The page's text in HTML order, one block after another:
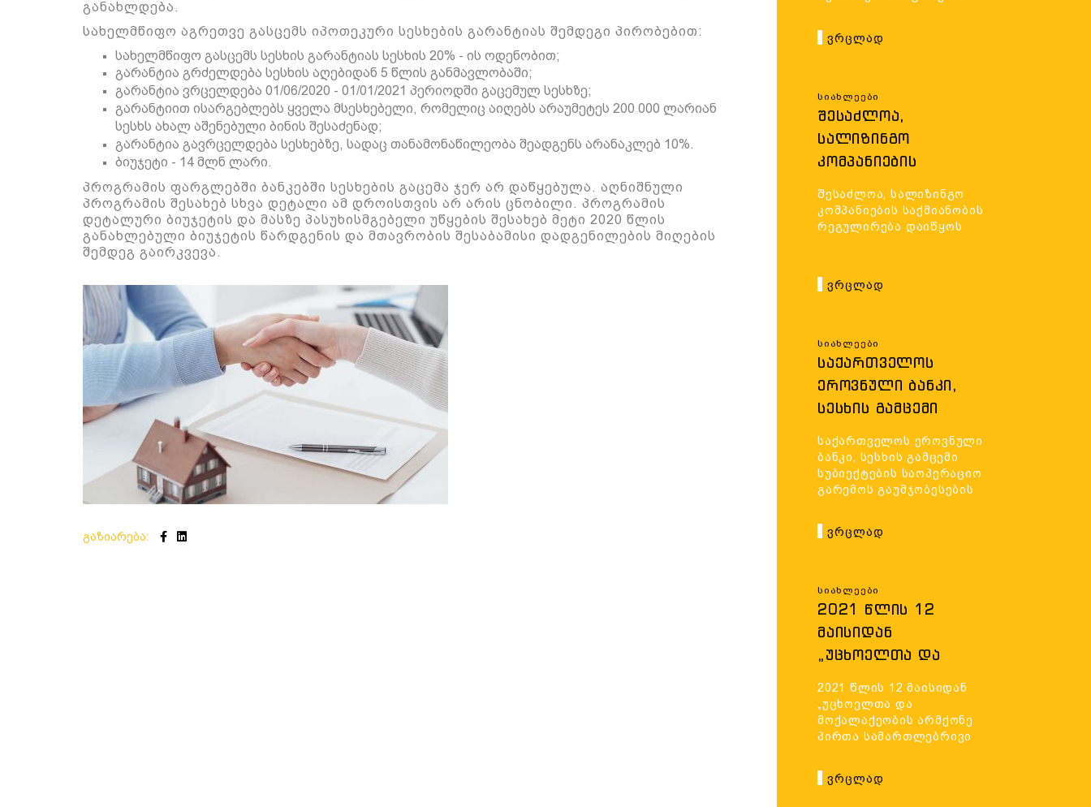
განახლდება.
სახელმწიფო აგრეთვე გასცემს იპოთეკური სესხების გარანტიას შემდეგი პირობებით:
სახელმწიფო გასცემს სესხის გარანტიას სესხის 20% - ის ოდენობით;
გარანტია გრძელდება სესხის აღებიდან 5 წლის განმავლობაში;
გარანტია ვრცელდება 01/06/2020 - 01/01/2021 პერიოდში გაცემულ სესხზე;
გარანტიით ისარგებლებს ყველა მსესხებელი, რომელიც აიღებს არაუმეტეს 200 000 ლარიან
სესხს ახალ აშენებული ბინის შესაძენად;
გარანტია გავრცელდება სესხებზე, სადაც თანამონაწილეობა შეადგენს არანაკლებ 10%.
ბიუჯეტი - 14 მლნ ლარი.
პროგრამის ფარგლებში ბანკებში სესხების გაცემა ჯერ არ დაწყებულა. აღნიშნული
პროგრამის შესახებ სხვა დეტალი ამ დროისთვის არ არის ცნობილი. პროგრამის
დეტალური ბიუჯეტის და მასზე პასუხისმგებელი უწყების შესახებ მეტი 2020 წლის
განახლებული ბიუჯეტის წარდგენის და მთავრობის შესაბამისი დადგენილების მიღების
შემდეგ გაირკვევა.
გაზიარება:
ᲩᲐᲢᲐᲠᲔᲑᲘᲡ ᲬᲔᲡᲔᲑᲘ
ᲓᲐ ᲞᲘᲠᲝᲑᲔᲑᲘ
ᲓᲐᲓᲒᲘᲜᲓᲐ
დადგინდა
Ვრცლად
Სიახლეები
ᲨᲔᲡᲐᲫᲚᲝᲐ,
ᲡᲐᲚᲘᲖᲘᲜᲒᲝ
ᲙᲝᲛᲞᲐᲜᲘᲔᲑᲘᲡ
ᲠᲔᲒᲣᲚᲘᲠᲔᲑᲐ
ᲓᲐᲘᲬᲧᲝᲡ
შესაძლოა, სალიზინგო
კომპანიების საქმიანობის
რეგულირება დაიწყოს
Ვრცლად
Სიახლეები
ᲡᲐᲥᲐᲠᲗᲕᲔᲚᲝᲡ
ᲔᲠᲝᲕᲜᲣᲚᲘ ᲑᲐᲜᲙᲘ,
ᲡᲔᲡᲮᲘᲡ ᲒᲐᲛᲪᲔᲛᲘ
ᲡᲐᲝᲞᲔᲠᲐᲪᲘᲝ
ᲒᲐᲠᲔᲛᲝᲡ
ᲒᲐᲣᲛᲯᲝᲑᲔᲡᲔᲑᲘᲡ
ᲛᲘᲖᲜᲘᲗ, ᲒᲔᲒᲛᲐᲕᲡ
ᲪᲕᲚᲘᲚᲔᲑᲔᲑᲘᲡ
ᲨᲔᲡᲐᲑᲐᲛᲘᲡ
ᲙᲐᲜᲝᲜᲥᲕᲔᲛᲓᲔᲑᲐᲠᲔ
ᲐᲥᲢᲔᲑᲨᲘ.
საქართველოს ეროვნული
ბანკი, სესხის გამცემი
სუბიექტების საოპერაციო
გარემოს გაუმჯობესების
ცვლილებების
განხორციელებას
აქტებში.
Ვრცლად
Სიახლეები
2021 ᲬᲚᲘᲡ 12
ᲛᲐᲘᲡᲘᲓᲐᲜ
„ᲣᲪᲮᲝᲔᲚᲗᲐ ᲓᲐ
ᲐᲠᲛᲥᲝᲜᲔ ᲞᲘᲠᲗᲐ
ᲡᲐᲛᲐᲠᲗᲚᲔᲑᲠᲘᲕᲘ
ᲛᲓᲒᲝᲛᲐᲠᲔᲝᲑᲘᲡ
ᲨᲔᲡᲐᲮᲔᲑ“
ᲡᲐᲥᲐᲠᲗᲕᲔᲚᲝᲡ
2021 წლის 12 მაისიდან
„უცხოელთა და
მოქალაქეობის არმქონე
პირთა სამართლებრივი
საქართველოს კანონში
მნიშვნელოვანი
Ვრცლად